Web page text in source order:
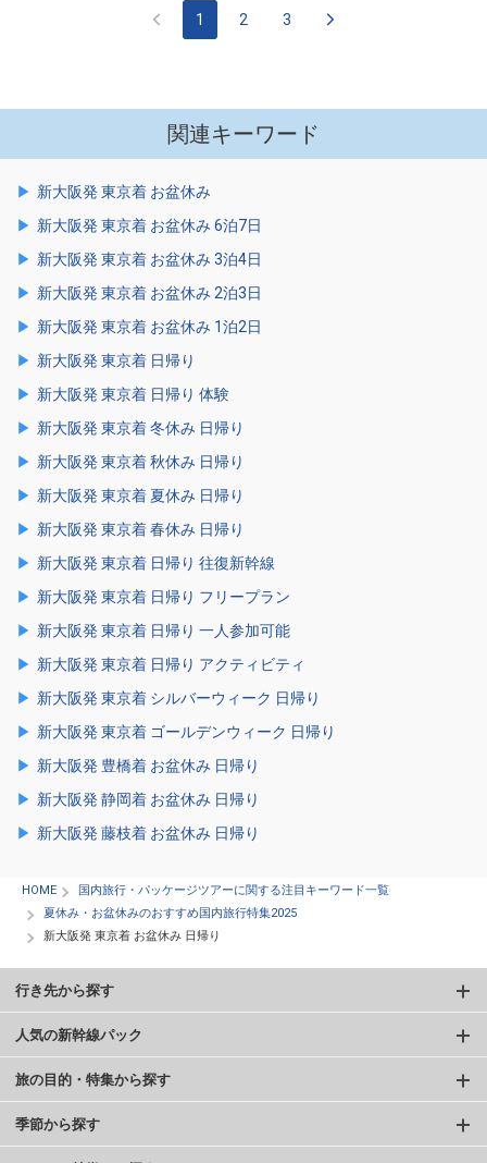
1 2 3
関連キーワード
新大阪発 東京着 お盆休み
新大阪発 東京着 お盆休み 6泊7日
新大阪発 東京着 お盆休み 3泊4日
新大阪発 東京着 お盆休み 2泊3日
新大阪発 東京着 お盆休み 1泊2日
新大阪発 東京着 日帰り
新大阪発 東京着 日帰り 体験
新大阪発 東京着 冬休み 日帰り
新大阪発 東京着 秋休み 日帰り
新大阪発 東京着 夏休み 日帰り
新大阪発 東京着 春休み 日帰り
新大阪発 東京着 日帰り 往復新幹線
新大阪発 東京着 日帰り フリープラン
新大阪発 東京着 日帰り 一人参加可能
新大阪発 東京着 日帰り アクティビティ
新大阪発 東京着 シルバーウィーク 日帰り
新大阪発 東京着 ゴールデンウィーク 日帰り
新大阪発 豊橋着 お盆休み 日帰り
新大阪発 静岡着 お盆休み 日帰り
新大阪発 藤枝着 お盆休み 日帰り
HOME
国内旅行・パッケージツアーに関する注目キーワード一覧
夏休み・お盆休みのおすすめ国内旅行特集2025
新大阪発 東京着 お盆休み 日帰り
行き先から探す
人気の新幹線パック
旅の目的・特集から探す
季節から探す